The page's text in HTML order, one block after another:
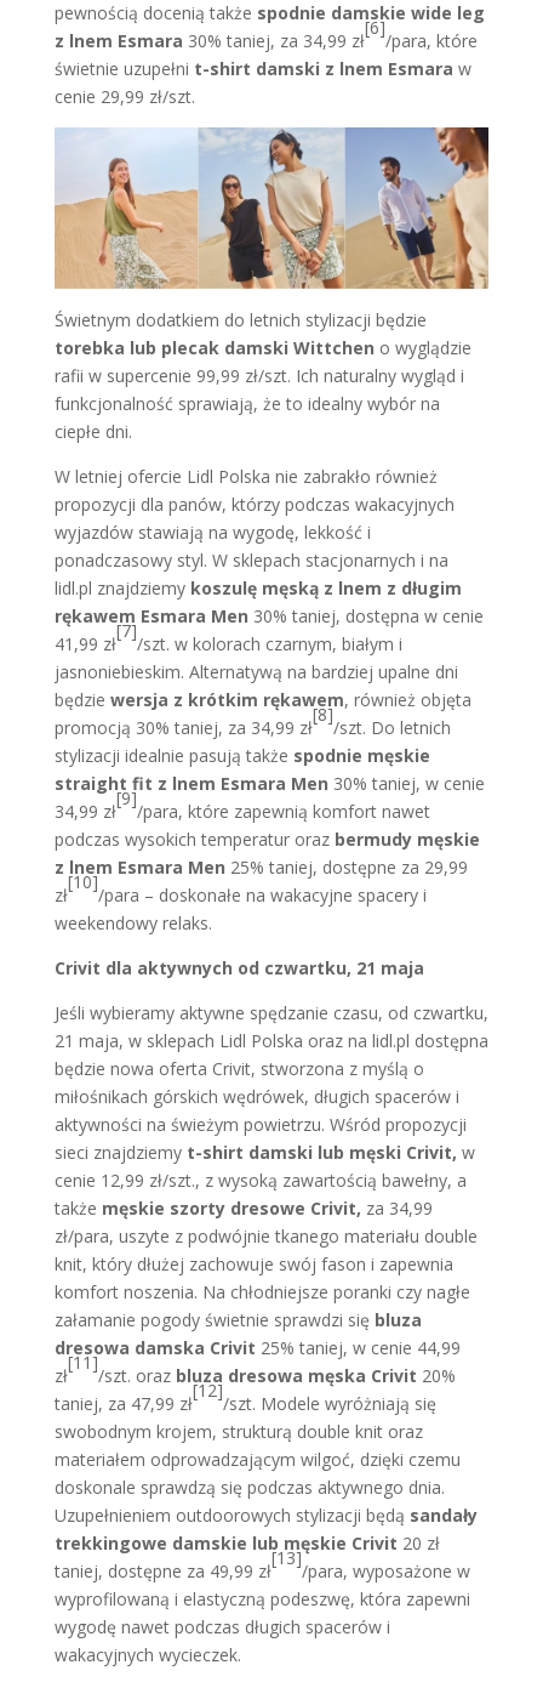
pewnością docenią także spodnie damskie wide leg
z lnem Esmara 30% taniej, za 34,99 zł
[6]
/para, które
świetnie uzupełni t-shirt damski z lnem Esmara w
cenie 29,99 zł/szt.
Świetnym dodatkiem do letnich stylizacji będzie
torebka lub plecak damski Wittchen o wyglądzie
rafii w supercenie 99,99 zł/szt. Ich naturalny wygląd i
funkcjonalność sprawiają, że to idealny wybór na
ciepłe dni.
W letniej ofercie Lidl Polska nie zabrakło również
propozycji dla panów, którzy podczas wakacyjnych
wyjazdów stawiają na wygodę, lekkość i
ponadczasowy styl. W sklepach stacjonarnych i na
lidl.pl znajdziemy koszulę męską z lnem z długim
rękawem Esmara Men 30% taniej, dostępna w cenie
41,99 zł
[7]
/szt. w kolorach czarnym, białym i
jasnoniebieskim. Alternatywą na bardziej upalne dni
będzie wersja z krótkim rękawem, również objęta
promocją 30% taniej, za 34,99 zł
[8]
/szt. Do letnich
stylizacji idealnie pasują także spodnie męskie
straight fit z lnem Esmara Men 30% taniej, w cenie
34,99 zł
[9]
/para, które zapewnią komfort nawet
podczas wysokich temperatur oraz bermudy męskie
z lnem Esmara Men 25% taniej, dostępne za 29,99
zł
[10]
/para – doskonałe na wakacyjne spacery i
weekendowy relaks.
Crivit dla aktywnych od czwartku, 21 maja
Jeśli wybieramy aktywne spędzanie czasu, od czwartku,
21 maja, w sklepach Lidl Polska oraz na lidl.pl dostępna
będzie nowa oferta Crivit, stworzona z myślą o
miłośnikach górskich wędrówek, długich spacerów i
aktywności na świeżym powietrzu. Wśród propozycji
sieci znajdziemy t-shirt damski lub męski Crivit, w
cenie 12,99 zł/szt., z wysoką zawartością bawełny, a
także męskie szorty dresowe Crivit, za 34,99
zł/para, uszyte z podwójnie tkanego materiału double
knit, który dłużej zachowuje swój fason i zapewnia
komfort noszenia. Na chłodniejsze poranki czy nagłe
załamanie pogody świetnie sprawdzi się bluza
dresowa damska Crivit 25% taniej, w cenie 44,99
zł
[11]
/szt. oraz bluza dresowa męska Crivit 20%
taniej, za 47,99 zł
[12]
/szt. Modele wyróżniają się
swobodnym krojem, strukturą double knit oraz
materiałem odprowadzającym wilgoć, dzięki czemu
doskonale sprawdzą się podczas aktywnego dnia.
Uzupełnieniem outdoorowych stylizacji będą sandały
trekkingowe damskie lub męskie Crivit 20 zł
taniej, dostępne za 49,99 zł
[13]
/para, wyposażone w
wyprofilowaną i elastyczną podeszwę, która zapewni
wygodę nawet podczas długich spacerów i
wakacyjnych wycieczek.